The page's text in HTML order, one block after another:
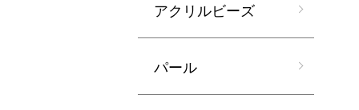
アクリルビーズ
パール